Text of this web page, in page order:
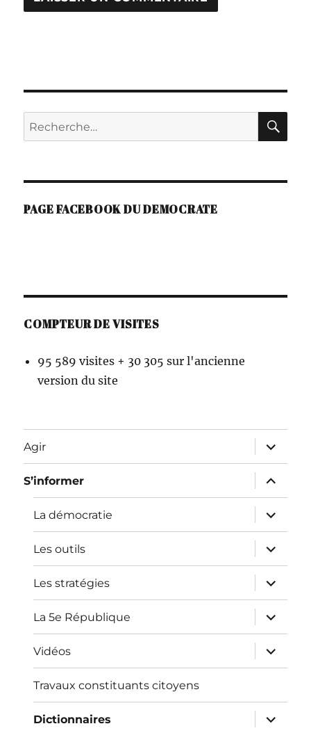
N
:
Recherche
pour :
PAGE FACEBOOK DU DEMOCRATE
COMPTEUR DE VISITES
95 589 visites + 30 305 sur l'ancienne
version du site
Agir
ouvrir
le
sous-
menu
S’informer
ouvrir
le
sous-
menu
La démocratie
ouvrir
le
sous-
menu
Les outils
ouvrir
le
sous-
menu
Les stratégies
ouvrir
le
sous-
menu
La 5e République
ouvrir
le
sous-
menu
Vidéos
ouvrir
le
sous-
Travaux constituants citoyens
Dictionnaires
ouvrir
le